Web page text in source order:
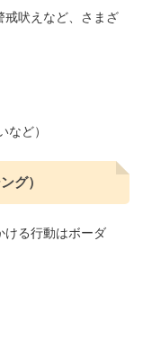
戒吠えなど、さまざ
ど）
グ）
ける行動はボーダ